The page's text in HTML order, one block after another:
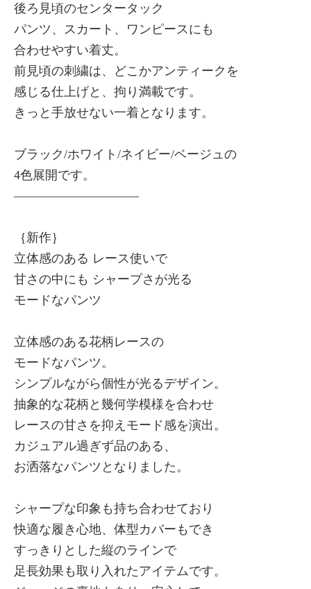
後ろ見頃のセンタータック
パンツ、スカート、ワンピースにも
合わせやすい着丈。
前見頃の刺繍は、どこかアンティークを
感じる仕上げと、拘り満載です。
きっと手放せない一着となります。
ブラック/ホワイト/ネイビー/ベージュの
4色展開です。
——————————
｛新作｝
立体感のある レース使いで
甘さの中にも シャープさが光る
モードなパンツ
立体感のある花柄レースの
モードなパンツ。
シンプルながら個性が光るデザイン。
抽象的な花柄と幾何学模様を合わせ
レースの甘さを抑えモード感を演出。
カジュアル過ぎず品のある、
お洒落なパンツとなりました。
シャープな印象も持ち合わせており
快適な履き心地、体型カバーもでき
すっきりとした縦のラインで
足長効果も取り入れたアイテムです。